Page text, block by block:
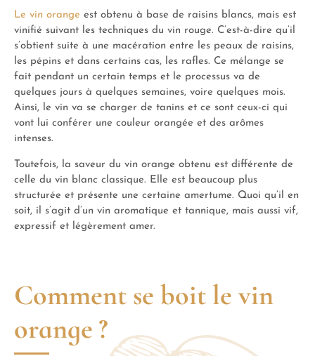
Le vin orange est obtenu à base de raisins blancs, mais est
vinifié suivant les techniques du vin rouge. C’est-à-dire qu’il
s’obtient suite à une macération entre les peaux de raisins,
les pépins et dans certains cas, les rafles. Ce mélange se
fait pendant un certain temps et le processus va de
quelques jours à quelques semaines, voire quelques mois.
Ainsi, le vin va se charger de tanins et ce sont ceux-ci qui
vont lui conférer une couleur orangée et des arômes
intenses.
Toutefois, la saveur du vin orange obtenu est différente de
celle du vin blanc classique. Elle est beaucoup plus
structurée et présente une certaine amertume. Quoi qu’il en
soit, il s’agit d’un vin aromatique et tannique, mais aussi vif,
expressif et légèrement amer.
Comment se boit le vin
orange ?